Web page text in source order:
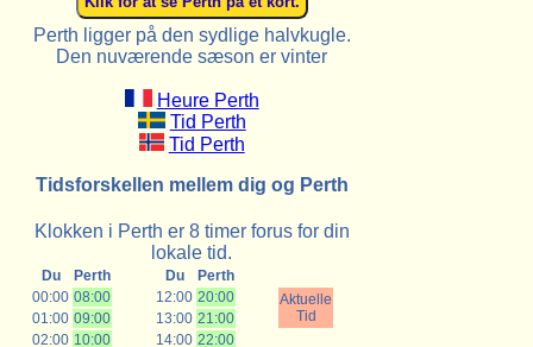
Perth ligger på den sydlige halvkugle.
Den nuværende sæson er vinter
Heure Perth
Tid Perth
Tid Perth
Tidsforskellen mellem dig og Perth
Klokken i Perth er 8 timer forus for din
lokale tid.
Du Perth Du
Perth
00:00 08:00 12:00 20:00
Aktuelle
Tid
01:00 09:00 13:00 21:00
02:00 10:00 14:00 22:00